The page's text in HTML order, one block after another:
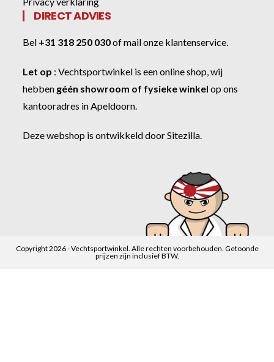
DIRECT ADVIES
Bel +31 318 250 030ofmail onze klantenservice
Let op :Vechtsportwinkel is een online shop, wij
hebben géén showroom of fysieke winkel op ons
kantooradres in Apeldoorn.
Deze webshop is ontwikkeld doorSitezilla
Copyright 2026 - Vechtsportwinkel. Alle rechten voorbehouden. Getoonde
prijzen zijn inclusief BTW.